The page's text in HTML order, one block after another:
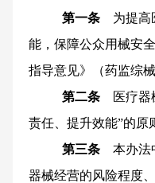
第一条 为提高
能，保障公众用械安
指导意见》（药监综
第二条 医疗器
责任、提升效能”的原
第三条 本办法
器械经营的风险程度